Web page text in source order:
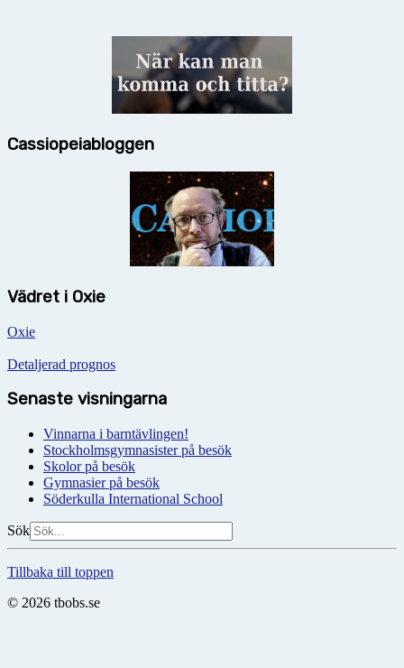
Cassiopeiabloggen
Vädret i Oxie
Oxie
Detaljerad prognos
Senaste visningarna
Vinnarna i barntävlingen!
Stockholmsgymnasister på besök
Skolor på besök
Gymnasier på besök
Söderkulla International School
Sök
Tillbaka till toppen
© 2026 tbobs.se